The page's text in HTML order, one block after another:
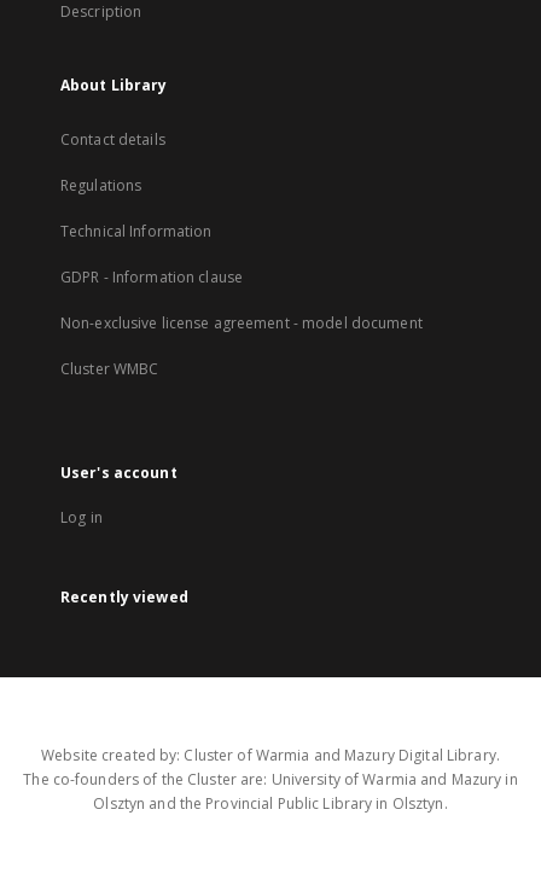
Description
About Library
Contact details
Regulations
Technical Information
GDPR - Information clause
Non-exclusive license agreement - model document
Cluster WMBC
User's account
Log in
Recently viewed
Website created by: Cluster of Warmia and Mazury Digital Library.
The co-founders of the Cluster are: University of Warmia and Mazury in
Olsztyn and the Provincial Public Library in Olsztyn.